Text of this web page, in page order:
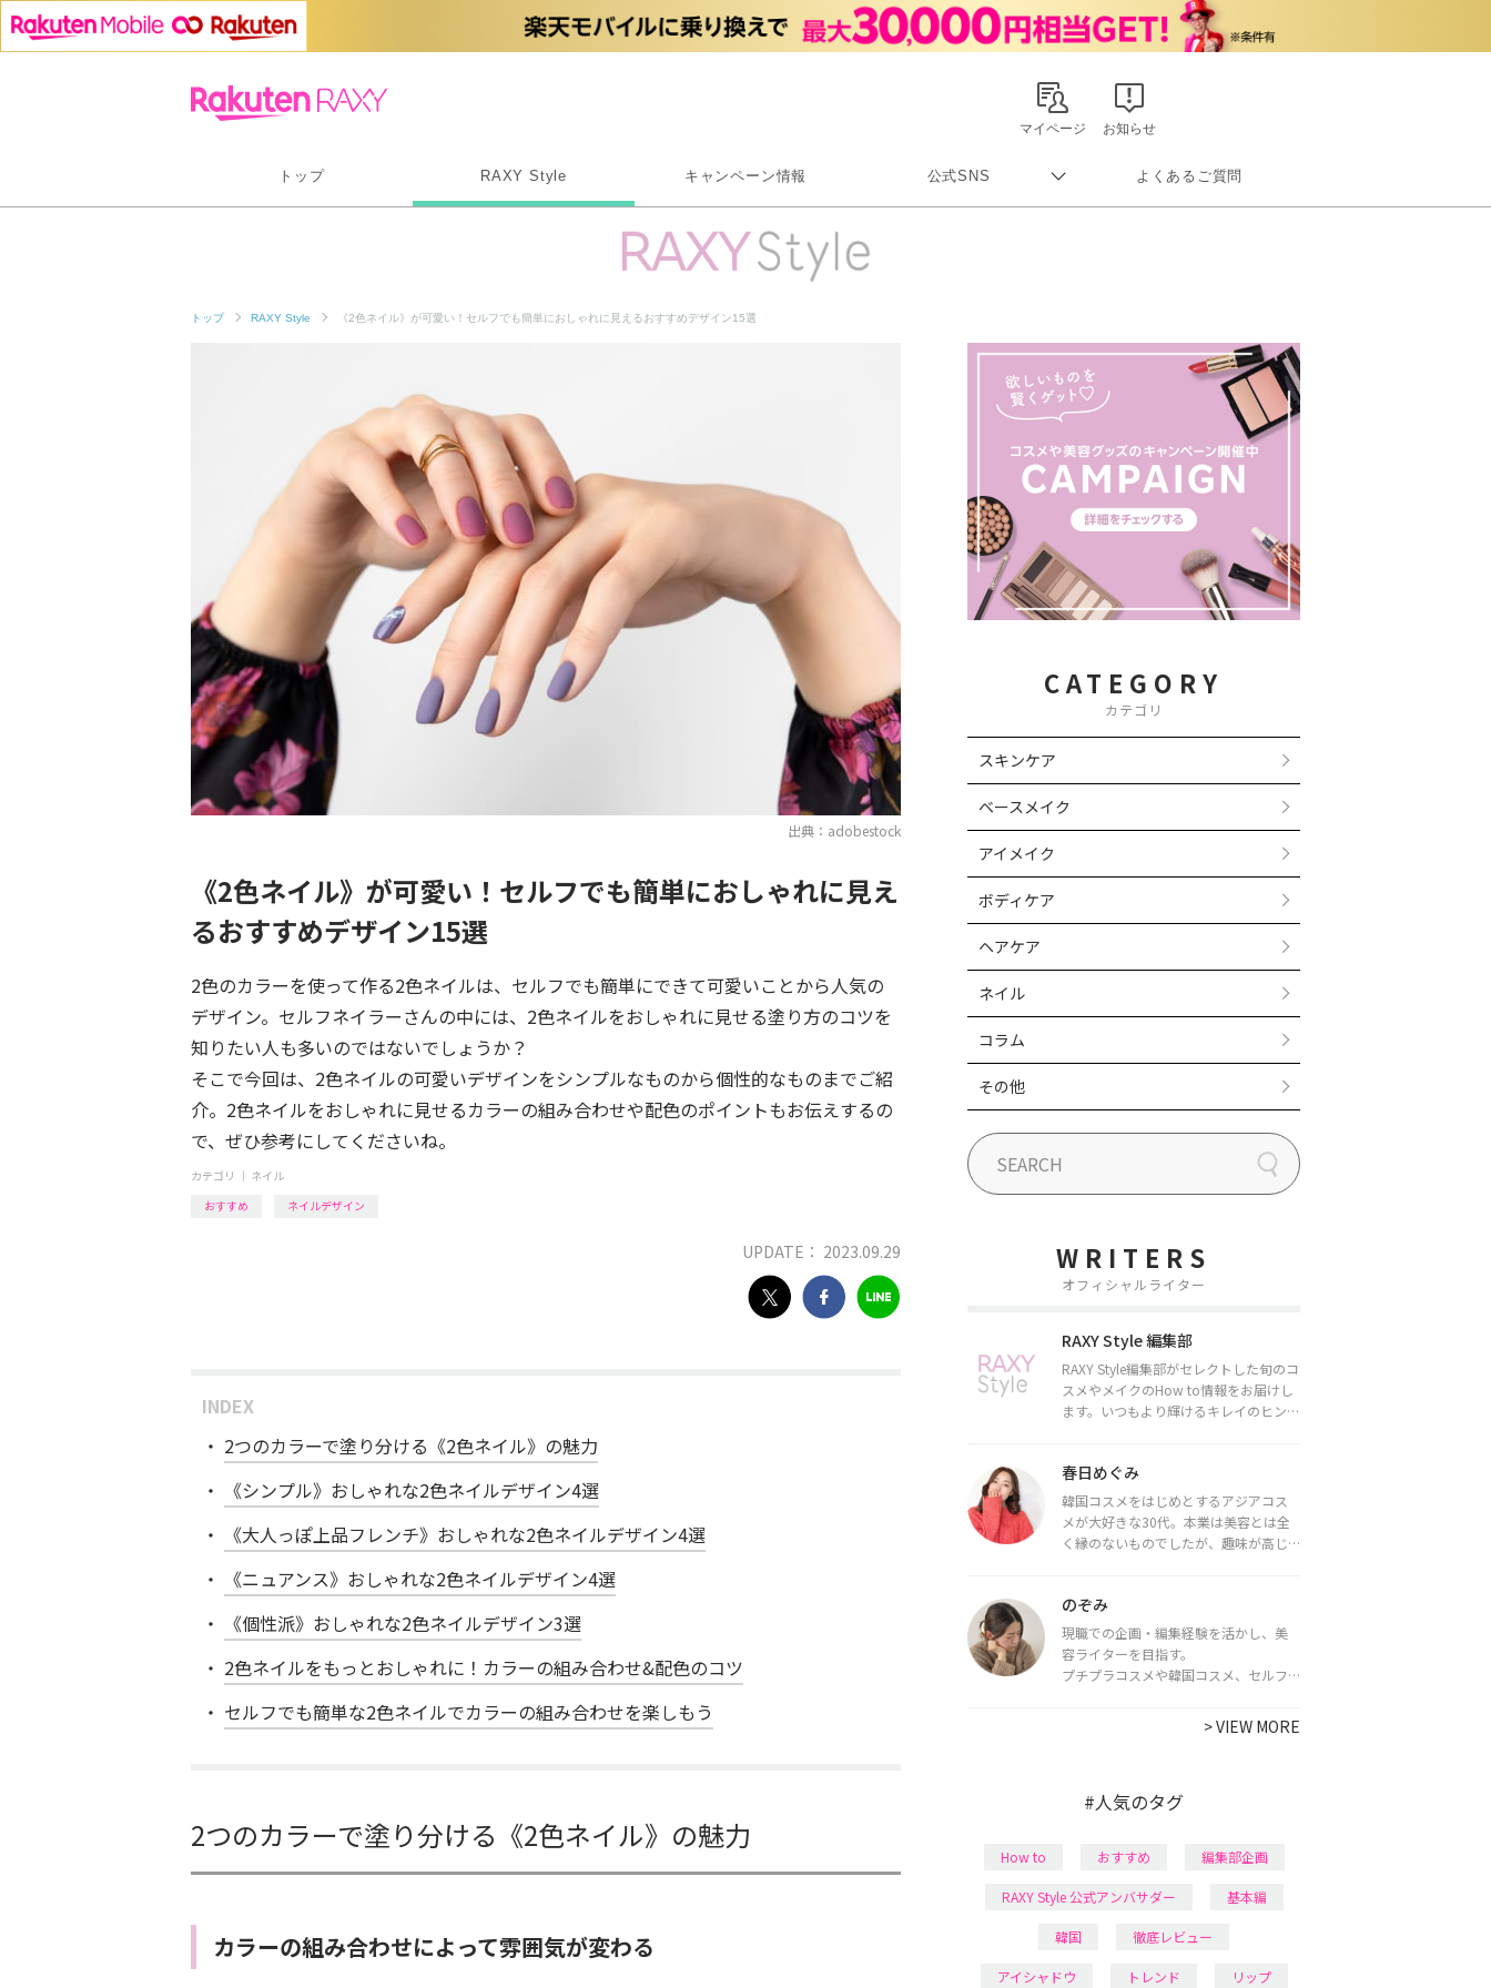
お知らせ
マイページ
トップ RAXY Style キャンペーン情報 公式SNS
Rakuten Link
よくあるご質問
トップ RAXY Style 《2色ネイル》が可愛い！セルフでも簡単におしゃれに見えるおすすめデザイン15選
出典：adobestock
《2色ネイル》が可愛い！セルフでも簡単におしゃれに見え
るおすすめデザイン15選
2色のカラーを使って作る2色ネイルは、セルフでも簡単にできて可愛いことから人気の
デザイン。セルフネイラーさんの中には、2色ネイルをおしゃれに見せる塗り方のコツを
知りたい人も多いのではないでしょうか？
そこで今回は、2色ネイルの可愛いデザインをシンプルなものから個性的なものまでご紹
介。2色ネイルをおしゃれに見せるカラーの組み合わせや配色のポイントもお伝えするの
で、ぜひ参考にしてくださいね。
カテゴリ ｜ ネイル
おすすめ
ネイルデザイン
UPDATE： 2023.09.29
INDEX
2つのカラーで塗り分ける《2色ネイル》の魅力
《シンプル》おしゃれな2色ネイルデザイン4選
《大人っぽ上品フレンチ》おしゃれな2色ネイルデザイン4選
《ニュアンス》おしゃれな2色ネイルデザイン4選
《個性派》おしゃれな2色ネイルデザイン3選
2色ネイルをもっとおしゃれに！カラーの組み合わせ&配色のコツ
セルフでも簡単な2色ネイルでカラーの組み合わせを楽しもう
2つのカラーで塗り分ける《2色ネイル》の魅力
カラーの組み合わせによって雰囲気が変わる
CATEGORY
カテゴリ
スキンケア
ベースメイク
アイメイク
ボディケア
ヘアケア
ネイル
コラム
その他
WRITERS
オフィシャルライター
RAXY Style 編集部
RAXY Style編集部がセレクトした旬のコ
スメやメイクのHow to情報をお届けし
ます。いつもより輝けるキレイのヒント
春日めぐみ
韓国コスメをはじめとするアジアコス
メが大好きな30代。本業は美容とは全
く縁のないものでしたが、趣味が高じ
ライターとして活動中。
都内で16タイプパーソナルカラー診
断・顔タイプ診断・骨格診断によるイ
メージコンサルティングも行っていま
のぞみ
現職での企画・編集経験を活かし、美
容ライターを目指す。
プチプラコスメや韓国コスメ、セルフ
で最新情報をチェック。家事や育児の合
間に取り入れられる時短美容テクも実
>VIEW MORE
#人気のタグ
How to おすすめ 編集部企画
RAXY Style 公式アンバサダー 基本編
韓国 徹底レビュー
アイシャドウ トレンド リップ